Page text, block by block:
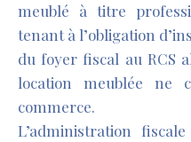
meublé à titre
tenant à l’obligation
du foyer fiscal au RCS
location meublée ne
commerce.
L’administration